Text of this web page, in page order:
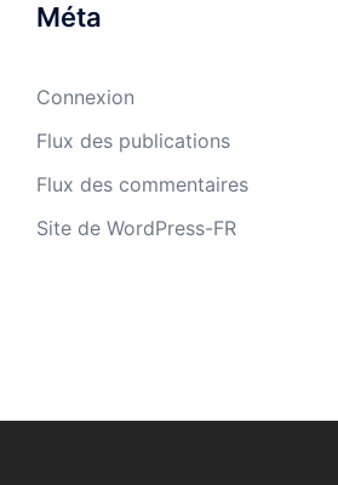
Méta
Connexion
Flux des publications
Flux des commentaires
Site de WordPress-FR